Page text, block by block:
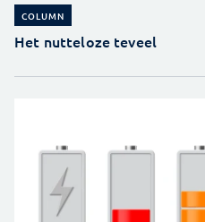
COLUMN
Het nutteloze teveel